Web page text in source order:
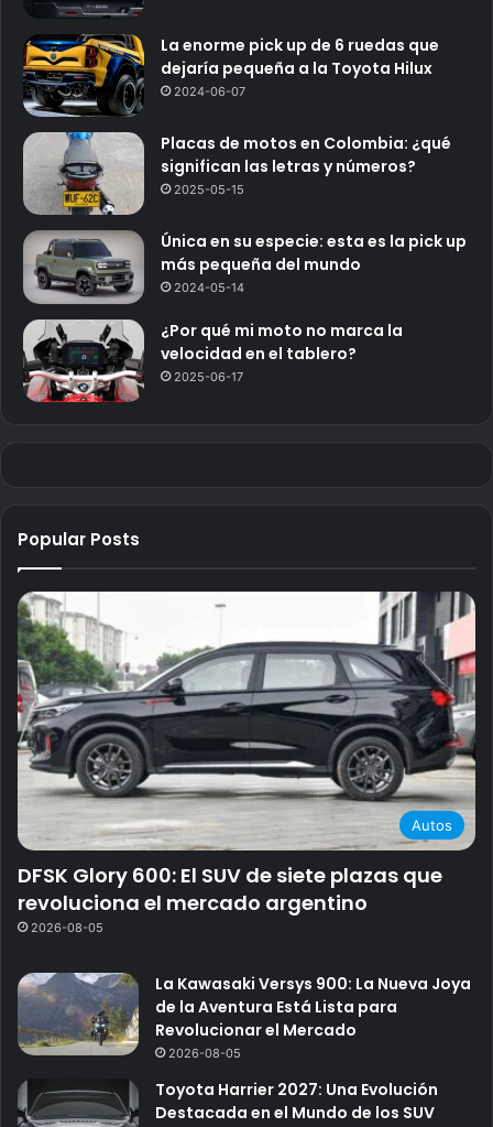
La enorme pick up de 6 ruedas que
dejaría pequeña a la Toyota Hilux
2024-06-07
Placas de motos en Colombia: ¿qué
significan las letras y números?
2025-05-15
Única en su especie: esta es la pick up
más pequeña del mundo
2024-05-14
¿Por qué mi moto no marca la
velocidad en el tablero?
2025-06-17
Popular Posts
Autos
DFSK Glory 600: El SUV de siete plazas que
revoluciona el mercado argentino
2026-08-05
La Kawasaki Versys 900: La Nueva Joya
de la Aventura Está Lista para
Revolucionar el Mercado
2026-08-05
Toyota Harrier 2027: Una Evolución
Destacada en el Mundo de los SUV